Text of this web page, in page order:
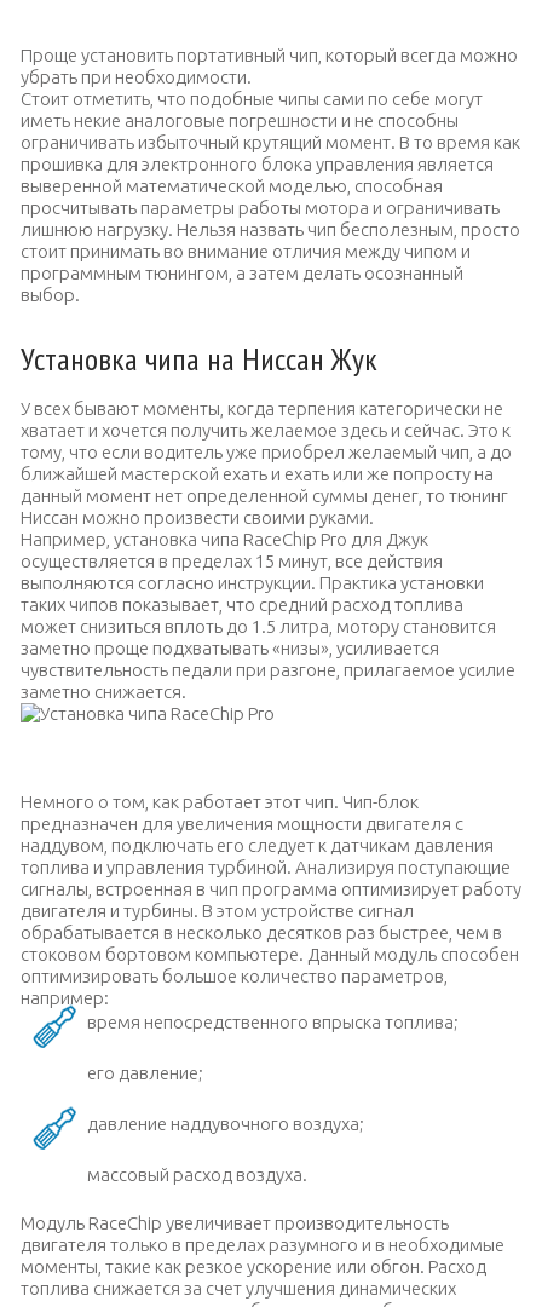
Проще установить портативный чип, который всегда можно
убрать при необходимости.
Стоит отметить, что подобные чипы сами по себе могут
иметь некие аналоговые погрешности и не способны
ограничивать избыточный крутящий момент. В то время как
прошивка для электронного блока управления является
выверенной математической моделью, способная
просчитывать параметры работы мотора и ограничивать
лишнюю нагрузку. Нельзя назвать чип бесполезным, просто
стоит принимать во внимание отличия между чипом и
программным тюнингом, а затем делать осознанный
выбор.
Установка чипа на Ниссан Жук
У всех бывают моменты, когда терпения категорически не
хватает и хочется получить желаемое здесь и сейчас. Это к
тому, что если водитель уже приобрел желаемый чип, а до
ближайшей мастерской ехать и ехать или же попросту на
данный момент нет определенной суммы денег, то тюнинг
Ниссан можно произвести своими руками.
Например, установка чипа RaceChip Pro для Джук
осуществляется в пределах 15 минут, все действия
выполняются согласно инструкции. Практика установки
таких чипов показывает, что средний расход топлива
может снизиться вплоть до 1.5 литра, мотору становится
заметно проще подхватывать «низы», усиливается
чувствительность педали при разгоне, прилагаемое усилие
заметно снижается.
Немного о том, как работает этот чип. Чип-блок
предназначен для увеличения мощности двигателя с
наддувом, подключать его следует к датчикам давления
топлива и управления турбиной. Анализируя поступающие
сигналы, встроенная в чип программа оптимизирует работу
двигателя и турбины. В этом устройстве сигнал
обрабатывается в несколько десятков раз быстрее, чем в
стоковом бортовом компьютере. Данный модуль способен
оптимизировать большое количество параметров,
например:
время непосредственного впрыска топлива;
его давление;
давление наддувочного воздуха;
массовый расход воздуха.
Модуль RaceChip увеличивает производительность
двигателя только в пределах разумного и в необходимые
моменты, такие как резкое ускорение или обгон. Расход
топлива снижается за счет улучшения динамических